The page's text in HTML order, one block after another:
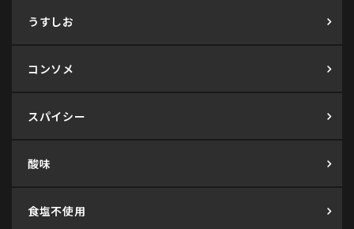
うすしお
コンソメ
スパイシー
酸味
食塩不使用